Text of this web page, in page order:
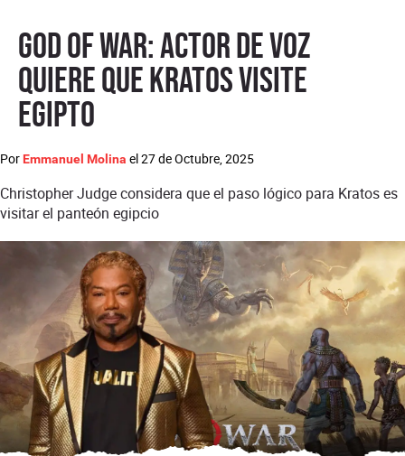
God of War: actor de voz
quiere que Kratos visite
Egipto
Por Emmanuel Molina el27 de Octubre, 2025
Christopher Judge considera que el paso lógico para Kratos es
visitar el panteón egipcio